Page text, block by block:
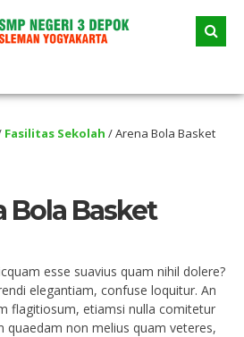
Fasilitas Sekolah /Arena Bola Basket
Bola Basket
esse suavius quam nihil dolere?
elegantiam, confuse loquitur. An
flagitiosum, etiamsi nulla comitetur
quaedam non melius quam veteres,